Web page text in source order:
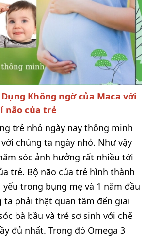
Dụng Không ngờ của Maca với
não của trẻ
trẻ nhỏ ngày nay thông minh
chúng ta ngày nhỏ. Như vậy
sóc ảnh hưởng rất nhiều tới
trẻ. Bộ não của trẻ hình thành
trong bụng mẹ và 1 năm đầu
ta phải thật quan tâm đến giai
bà bầu và trẻ sơ sinh với chế
đủ nhất. Trong đó Omega 3